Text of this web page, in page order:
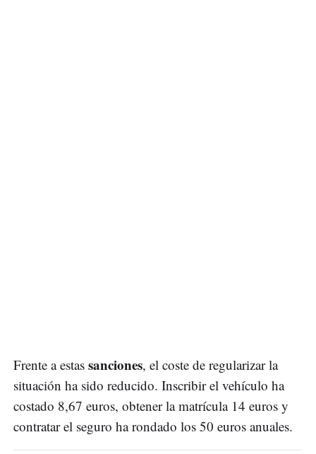
Frente a estas sanciones, el coste de regularizar la
situación ha sido reducido. Inscribir el vehículo ha
costado 8,67 euros, obtener la matrícula 14 euros y
contratar el seguro ha rondado los 50 euros anuales.